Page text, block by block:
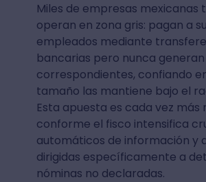
Miles de empresas mexicanas
operan en zona gris: pagan a
empleados mediante
bancarias pero nunca generan
correspondientes, confiando
tamaño las mantiene bajo el
Esta apuesta es cada vez más
conforme el fisco intensifica
automáticos de información y
dirigidas específicamente a
nóminas no declaradas.